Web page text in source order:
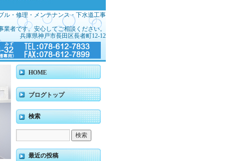
ル・修理・メンテナンス・下水道工事
業者です。安心してご相談ください。
兵庫県神戸市長田区長者町12-12
HOME
ブログトップ
検索
最近の投稿